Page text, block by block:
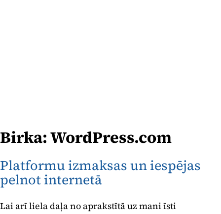
Birka:WordPress.com
Platformu izmaksas un iespējas
pelnot internetā
Lai arī liela daļa no aprakstītā uz mani īsti